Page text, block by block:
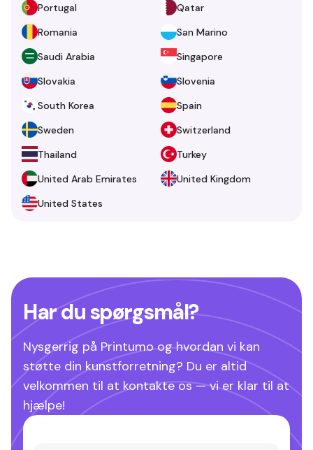
Portugal
Qatar
Romania
San Marino
Saudi Arabia
Singapore
Slovakia
Slovenia
South Korea
Spain
Sweden
Switzerland
Thailand
Turkey
United Arab Emirates
United Kingdom
United States
Har du spørgsmål?
Nysgerrig på Printumo og hvordan vi kan
støtte din kunstforretning? Du er altid
velkommen til at kontakte os — vi er klar til at
hjælpe!